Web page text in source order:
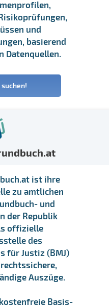
und
basierend
Datenquellen.
ist ihre
zu amtlichen
und
der Republik
offizielle
des
für Justiz (BMJ)
Auszüge.
Basis-